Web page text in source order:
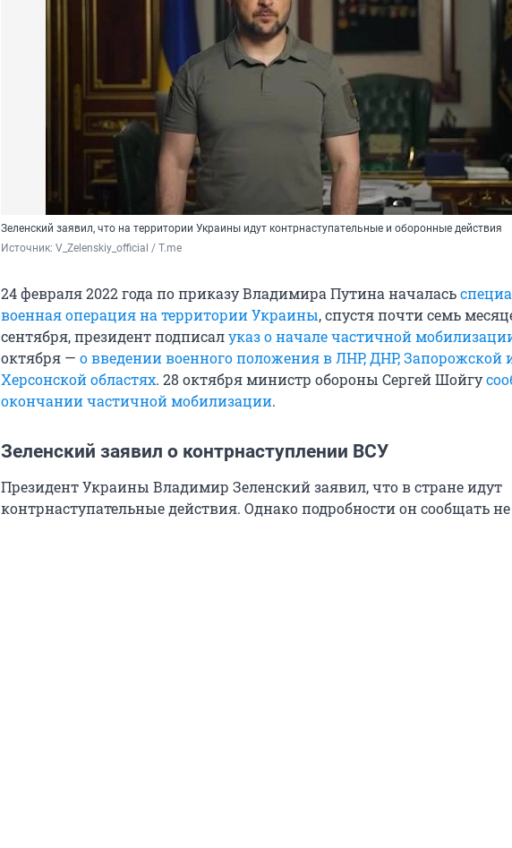
Зеленский заявил, что на территории Украины идут контрнаступательные и оборонные действия
Источник: V_Zelenskiy_official / T.me
24 февраля 2022 года по приказу Владимира Путина началась
военная операция на территории Украины, спустя почти семь
сентября, президент подписалуказ о начале частичной
октября — о введении военного положения в ЛНР, ДНР, Запорожской
Херсонской областях. 28 октября министр обороны Сергей Шойгу
окончании частичной мобилизации.
Зеленский заявил о контрнаступлении ВСУ
Президент Украины Владимир Зеленский заявил, что в стране идут
контрнаступательные действия. Однако подробности он сообщать не